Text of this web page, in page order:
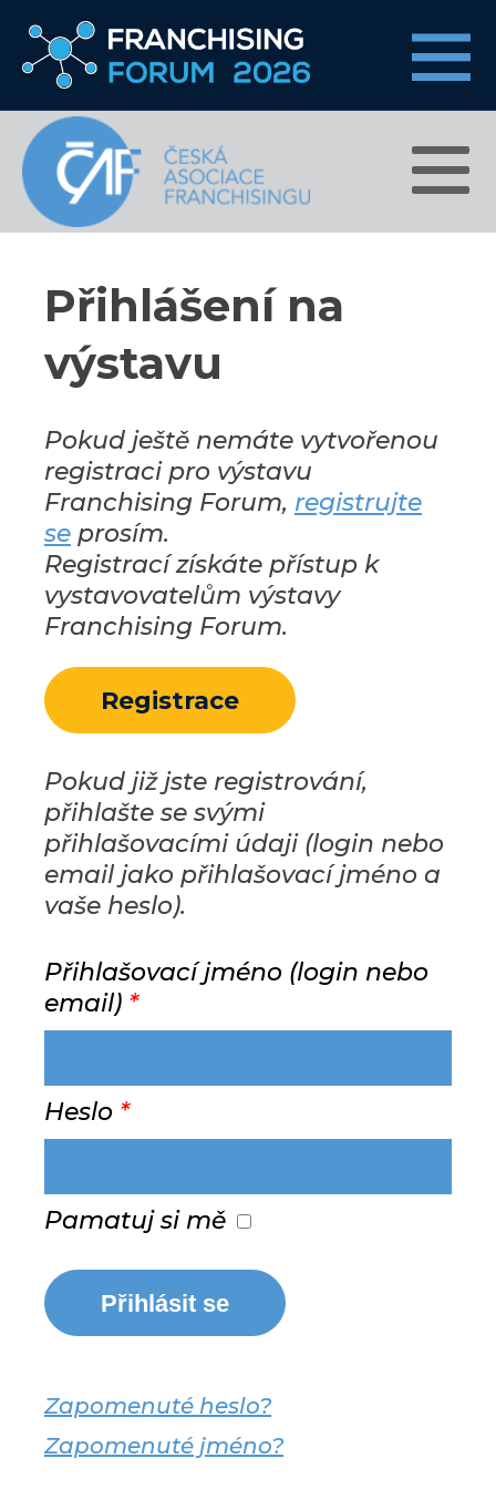
Přihlášení na
výstavu
Pokud ještě nemáte vytvořenou
registraci pro výstavu
Franchising Forum, registrujte
se prosím.
Registrací získáte přístup k
vystavovatelům výstavy
Franchising Forum.
Registrace
Pokud již jste registrování,
přihlašte se svými
přihlašovacími údaji (login nebo
email jako přihlašovací jméno a
vaše heslo).
Přihlašovací jméno (login nebo
email) *
Heslo *
Pamatuj si mě
Přihlásit se
Zapomenuté heslo?
Zapomenuté jméno?